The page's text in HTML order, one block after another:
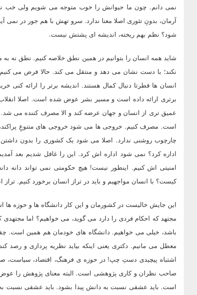
نمی دانم. چون ما حیوانش را خوب متوجه می شویم ولی خب
آرمان، بدونِ تئوری اصلا معنا ندارد. سرو تهش با هم جور در
شود؟ نظم بهم ریخته، اندیشه ای پشتش نیست.
شاید همه انسان را بتوانیم در همین نطق خلاصه کنیم. نطق نه
نکند؛ با دست نشان می دهد و منتقل می کند. حالا فرض می
انسان ها فطرتا دنبال کمال هستند. اندیشه برتر را ارائه کنی
برتری ارائه داده است و مسیر بشر عوض شده است. اصلا انقلاب
عمیق تری از انسان و جهان عرضه کند و الا مصرف کننده می شد.
است. مصرف کنیم. خروجی ها می شود خروجی های متنوعِ
چارچوب روشنی ندارد. اصلا می شود یک کشوری را بدون داشتن
اداره کرد؟ نمی شود اداره اش کرد. این را غافل شدیم بعد
امنیتی اش کنیم. اینطور نیست! هیچ حکومتی نمی تواند دانه
کیست؟ با انسان مواجهیم و باید در تراز انسان برخورد کنیم.
این جایش خالیست در کشورمان و این کار دانشگاه ها و حوزه ها
مجتهد که احکام فردی را دارد می گوید، می خواهیم؟ اما
باشد، خیلی می خواهیم. دانشگاه های خودمان هم همین است.
معطل می مانیم. دکتری یعنی اینکه بیاید نظریه پردازی و رصد
اشتباه پیچیدی دستِ چپ! در حوزه ی فرهنگ، اقتصاد، سیاست،
صاحب نظران و کاری پژوهشی است. البته معنای پژوهش را
است. باید عشقی نسبت به دانش پیدا بشود. باید عشقی نسبت به